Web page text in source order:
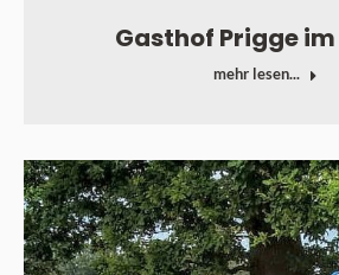
Gasthof Prigge im
mehr lesen...